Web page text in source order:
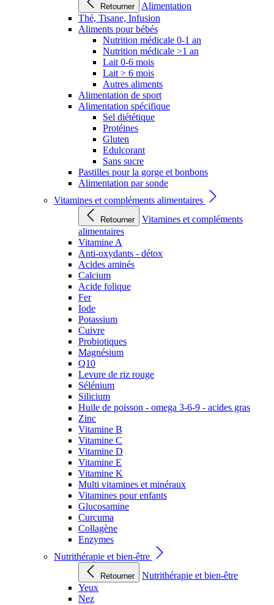
Retourner
Alimentation
Thé, Tisane, Infusion
Aliments pour bébés
Nutrition médicale 0-1 an
Nutrition médicale >1 an
Lait 0-6 mois
Lait > 6 mois
Autres aliments
Alimentation de sport
Alimentation spécifique
Sel diététique
Protéines
Gluten
Edulcorant
Sans sucre
Pastilles pour la gorge et bonbons
Alimentation par sonde
Vitamines et compléments alimentaires
Retourner
Vitamines et compléments
alimentaires
Vitamine A
Anti-oxydants - détox
Acides aminés
Calcium
Acide folique
Fer
Iode
Potassium
Cuivre
Probiotiques
Magnésium
Q10
Levure de riz rouge
Sélénium
Silicium
Huile de poisson - omega 3-6-9 - acides gras
Zinc
Vitamine B
Vitamine C
Vitamine D
Vitamine E
Vitamine K
Multi vitamines et minéraux
Vitamines pour enfants
Glucosamine
Curcuma
Collagène
Enzymes
Nutrithérapie et bien-être
Retourner
Nutrithérapie et bien-être
Yeux
Nez